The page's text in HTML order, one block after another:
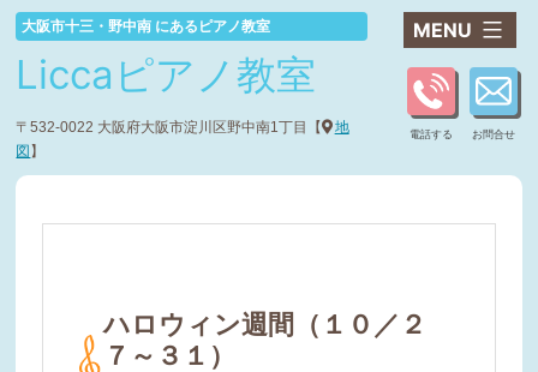
コ
ン
テ
ン
ツ
へ
大阪市十三・野中南 にあるピアノ教室
Liccaピアノ教室
〒532-0022 大阪府大阪市淀川区野中南1丁目【
地
図】
電話する お問合せ
ハロウィン週間（１０／２
７～３１）